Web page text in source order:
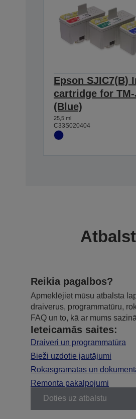
Epson SJIC7(B)
cartridge for TM-
(Blue)
25,5 ml
C33S020404
Reikia pagalbos?
Apmeklējiet mūsu atbalsta
draiverus, programmatūru,
FAQ un to, kā ar mums
Ieteicamās saites:
Draiveri un programmatūra
Bieži uzdotie jautājumi
Rokasgrāmatas un
Remonta pakalpojumi
Doties uz atbalstu